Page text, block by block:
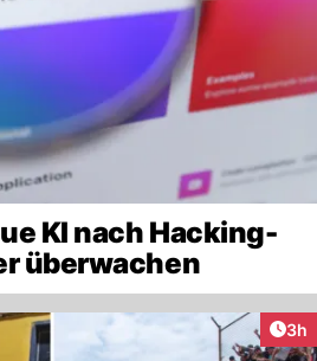
KI nach Hacking-
überwachen
3h